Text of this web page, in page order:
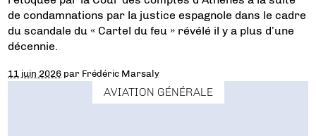
de condamnations par la justice espagnole dans le cadre
du scandale du « Cartel du feu » révélé il y a plus d’une
décennie.
11 juin 2026 par Frédéric Marsaly
AVIATION GÉNÉRALE